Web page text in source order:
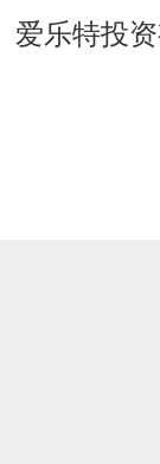
爱乐特投